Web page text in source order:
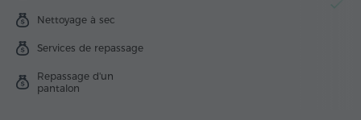
Nettoyage à sec
Services de repassage
Repassage d'un
pantalon